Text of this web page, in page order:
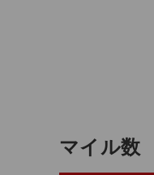
マイル数